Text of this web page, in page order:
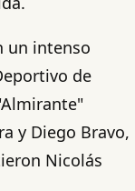
un intenso
de
y Diego Bravo,
Nicolás